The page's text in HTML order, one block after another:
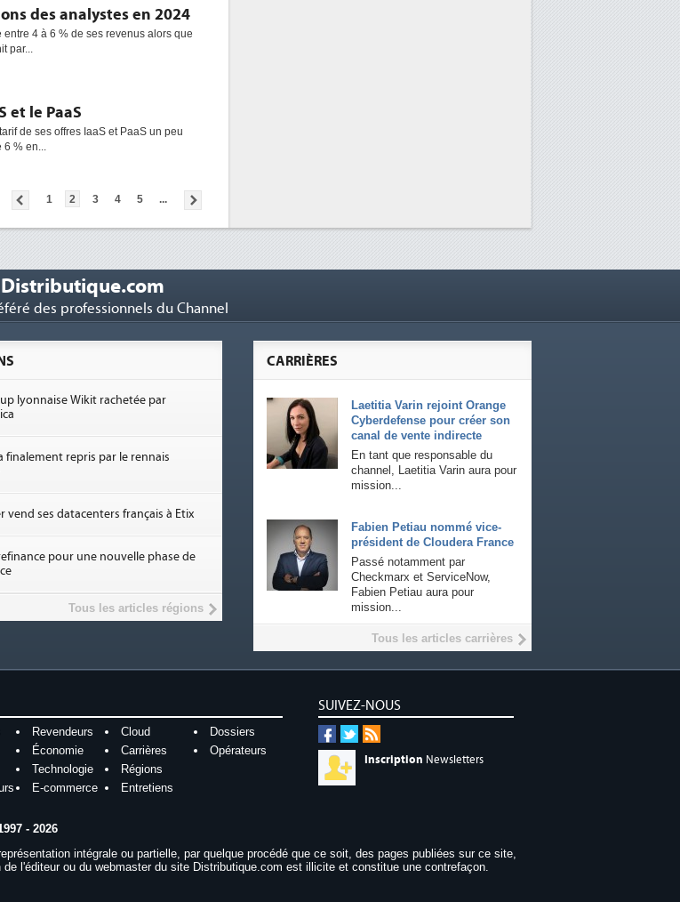
des analystes en 2024
4 à 6 % de ses revenus alors que
par...
et le PaaS
de ses offres IaaS et PaaS un peu
% en...
1 2 3 4 5 ...
Distributique.com
des professionnels du Channel
CARRIÈRES
Laetitia Varin rejoint Orange
Cyberdefense pour créer son
canal de vente indirecte
En tant que responsable du
channel, Laetitia Varin aura pour
mission...
Fabien Petiau nommé vice-
président de Cloudera France
Passé notamment par
Checkmarx et ServiceNow,
Fabien Petiau aura pour
mission...
Tous les articles carrières
lyonnaise Wikit rachetée par
finalement repris par le rennais
vend ses datacenters français à Etix
pour une nouvelle phase de
Tous les articles régions
SUIVEZ-NOUS
Inscription Newsletters
Revendeurs Cloud
Dossiers
Économie Carrières
Opérateurs
Technologie
Régions
E-commerce Entretiens
- 2026
intégrale ou partielle, par quelque procédé que ce soit, des pages publiées sur ce site,
l'éditeur ou du webmaster du site Distributique.com est illicite et constitue une contrefaçon.